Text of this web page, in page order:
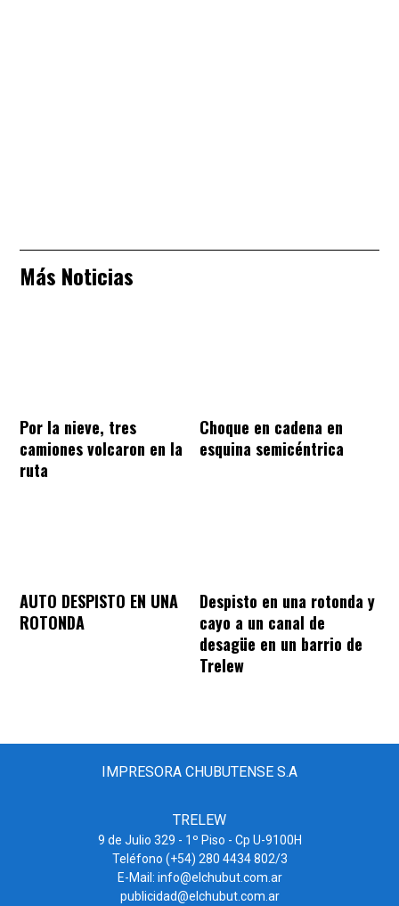
Más Noticias
Por la nieve, tres
camiones volcaron en la
ruta
Choque en cadena en
esquina semicéntrica
AUTO DESPISTO EN UNA
ROTONDA
Despisto en una rotonda y
cayo a un canal de
desagüe en un barrio de
Trelew
IMPRESORA CHUBUTENSE S.A
TRELEW
9 de Julio 329 - 1º Piso - Cp U-9100H
Teléfono (+54) 280 4434 802/3
E-Mail: info@elchubut.com.ar
publicidad@elchubut.com.ar